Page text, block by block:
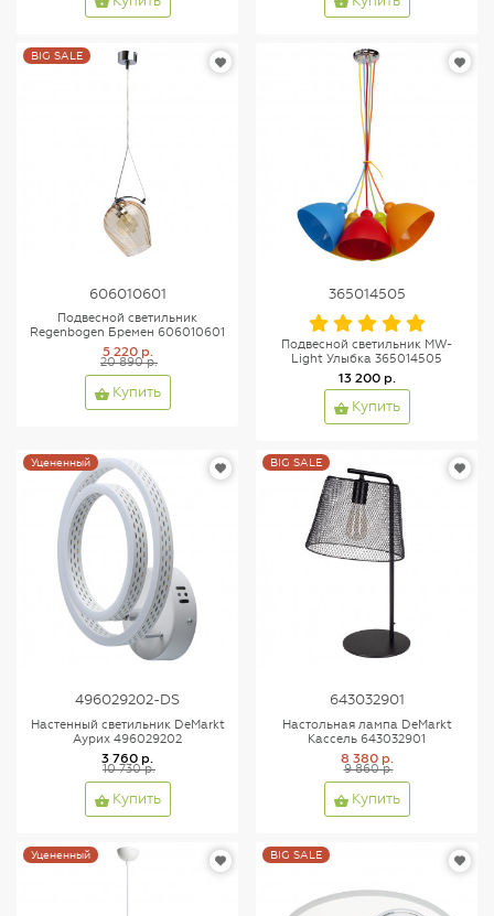
BIG SALE
606010601
Подвесной светильник
Regenbogen Бремен 606010601
5 220 р.
20 890 р.
Купить
365014505
Подвесной светильник MW-
Light Улыбка 365014505
13 200 р.
Купить
Уцененный
496029202-DS
Настенный светильник DeMarkt
Аурих 496029202
3 760 р.
10 730 р.
Купить
BIG SALE
643032901
Настольная лампа DeMarkt
Кассель 643032901
8 380 р.
9 860 р.
Купить
Уцененный BIG SALE